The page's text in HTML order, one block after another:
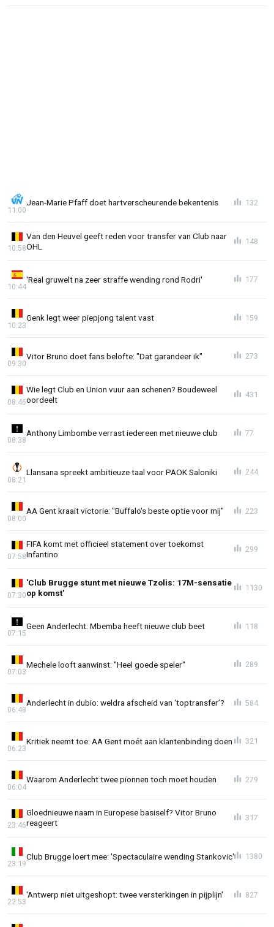
Jean-Marie Pfaff doet hartverscheurende bekentenis
11:00
132
Van den Heuvel geeft reden voor transfer van Club naar
OHL
10:58
148
'Real gruwelt na zeer straffe wending rond Rodri'
10:44
177
Genk legt weer piepjong talent vast
10:23
159
Vitor Bruno doet fans belofte: "Dat garandeer ik"
09:30
273
Wie legt Club en Union vuur aan schenen? Boudeweel
oordeelt
08:46
431
Anthony Limbombe verrast iedereen met nieuwe club
08:38
77
Llansana spreekt ambitieuze taal voor PAOK Saloniki
08:21
244
AA Gent kraait victorie: "Buffalo's beste optie voor mij"
08:00
223
FIFA komt met officieel statement over toekomst
Infantino
07:58
299
'Club Brugge stunt met nieuwe Tzolis: 17M-sensatie
op komst'
07:30
1130
Geen Anderlecht: Mbemba heeft nieuwe club beet
07:15
118
Mechele looft aanwinst: "Heel goede speler"
07:03
289
Anderlecht in dubio: weldra afscheid van ‘toptransfer’?
06:48
584
Kritiek neemt toe: AA Gent moét aan klantenbinding doen
06:23
321
Waarom Anderlecht twee pionnen toch moet houden
06:04
279
Gloednieuwe naam in Europese basiself? Vitor Bruno
reageert
23:46
317
Club Brugge loert mee: 'Spectaculaire wending Stankovic'
23:19
1380
'Antwerp niet uitgeshopt: twee versterkingen in pijplijn'
22:53
827